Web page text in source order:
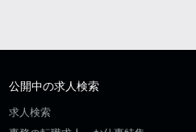
公開中の求人検索
求人検索